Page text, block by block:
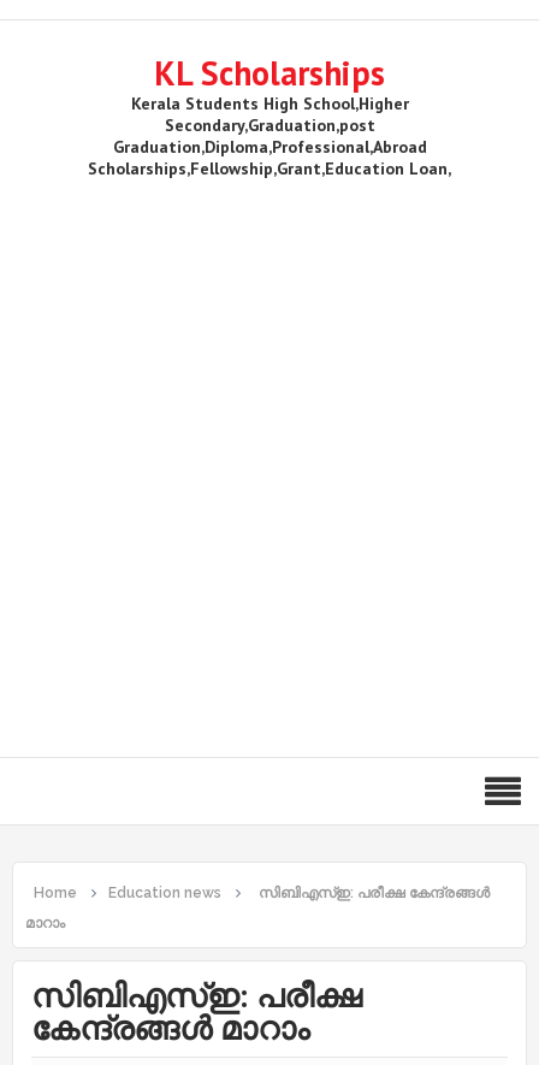
KL Scholarships
Kerala Students High School,Higher
Secondary,Graduation,post
Graduation,Diploma,Professional,Abroad
Scholarships,Fellowship,Grant,Education Loan,
Home Education news
സിബിഎസ്‌ഇ: പരീക്ഷ കേന്ദ്രങ്ങൾ
മാറാം
സിബിഎസ്‌ഇ: പരീക്ഷ
കേന്ദ്രങ്ങൾ മാറാം